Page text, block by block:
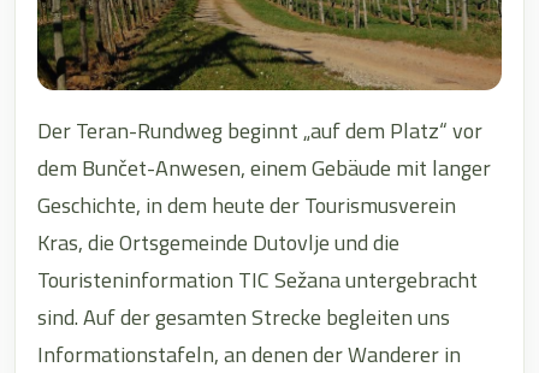
Der Teran-Rundweg beginnt „auf dem Platz“ vor
dem Bunčet-Anwesen, einem Gebäude mit langer
Geschichte, in dem heute der Tourismusverein
Kras, die Ortsgemeinde Dutovlje und die
Touristeninformation TIC Sežana untergebracht
sind. Auf der gesamten Strecke begleiten uns
Informationstafeln, an denen der Wanderer in